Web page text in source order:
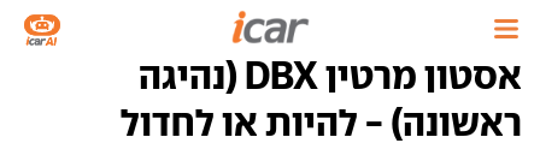
אסטון מרטין DBX (נהיגה
ראשונה) - להיות או לחדול